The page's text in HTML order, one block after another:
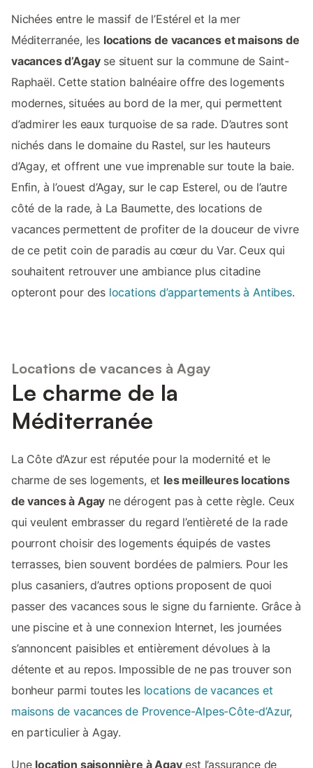
Nichées entre le massif de l’Estérel et la mer
Méditerranée, les locations de vacances et maisons de
vacances d’Agayse situent sur la commune de Saint-
Raphaël. Cette station balnéaire offre des logements
modernes, situées au bord de la mer, qui permettent
d’admirer les eaux turquoise de sa rade. D’autres sont
nichés dans le domaine du Rastel, sur les hauteurs
d’Agay, et offrent une vue imprenable sur toute la baie.
Enfin, à l’ouest d’Agay, sur le cap Esterel, ou de l’autre
côté de la rade, à La Baumette, des locations de
vacances permettent de profiter de la douceur de vivre
de ce petit coin de paradis au cœur du Var. Ceux qui
souhaitent retrouver une ambiance plus citadine
opteront pour des locations d’appartements à Antibes.
Locations de vacances à Agay
Le charme de la
Méditerranée
La Côte d’Azur est réputée pour la modernité et le
charme de ses logements, et les meilleures locations
de vances à Agay ne dérogent pas à cette règle. Ceux
qui veulent embrasser du regard l’entièreté de la rade
pourront choisir des logements équipés de vastes
terrasses, bien souvent bordées de palmiers. Pour les
plus casaniers, d’autres options proposent de quoi
passer des vacances sous le signe du farniente. Grâce à
une piscine et à une connexion Internet, les journées
s’annoncent paisibles et entièrement dévolues à la
détente et au repos. Impossible de ne pas trouver son
bonheur parmi toutes les locations de vacances et
maisons de vacances de Provence-Alpes-Côte-d’Azur,
en particulier à Agay.
Une location saisonnière à Agayest l’assurance de